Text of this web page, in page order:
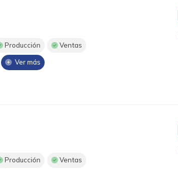
Producción Ventas
Ver más
Producción Ventas